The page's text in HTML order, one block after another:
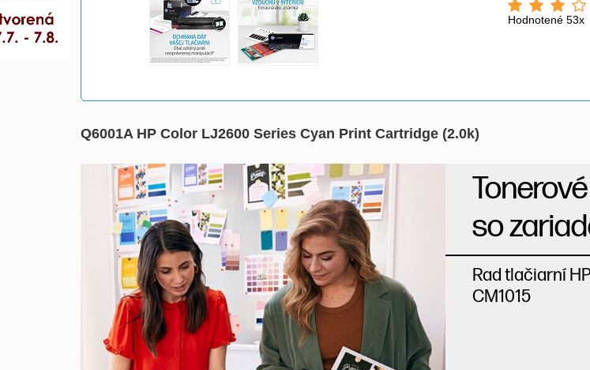
Hodnotené 53x
Q6001A HP Color LJ2600 Series Cyan Print Cartridge (2.0k)
so
Rad tlačiarní
CM1015